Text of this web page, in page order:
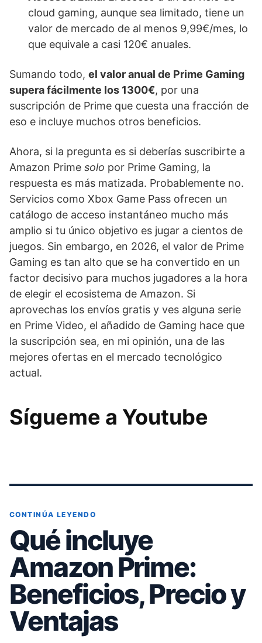
cloud gaming, aunque sea limitado, tiene un
valor de mercado de al menos 9,99€/mes, lo
que equivale a casi 120€ anuales.
Sumando todo, el valor anual de Prime Gaming
supera fácilmente los 1300€, por una
suscripción de Prime que cuesta una fracción de
eso e incluye muchos otros beneficios.
Ahora, si la pregunta es si deberías suscribirte a
Amazon Prime solo por Prime Gaming, la
respuesta es más matizada. Probablemente no.
Servicios como Xbox Game Pass ofrecen un
catálogo de acceso instantáneo mucho más
amplio si tu único objetivo es jugar a cientos de
juegos. Sin embargo, en 2026, el valor de Prime
Gaming es tan alto que se ha convertido en un
factor decisivo para muchos jugadores a la hora
de elegir el ecosistema de Amazon. Si
aprovechas los envíos gratis y ves alguna serie
en Prime Video, el añadido de Gaming hace que
la suscripción sea, en mi opinión, una de las
mejores ofertas en el mercado tecnológico
actual.
Sígueme a Youtube
CONTINÚA LEYENDO
Qué incluye
Amazon Prime:
Beneficios, Precio y
Ventajas